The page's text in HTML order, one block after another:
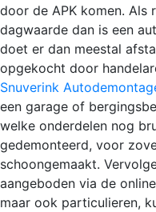
door de APK komen. Als
dagwaarde dan is een
doet er dan meestal
opgekocht door
Snuverink
een garage of
welke onderdelen nog
gedemonteerd, voor
schoongemaakt.
aangeboden via de
maar ook particulieren,